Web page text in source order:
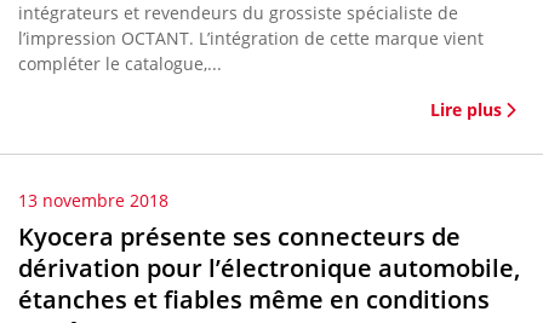
intégrateurs et revendeurs du grossiste spécialiste de
l’impression OCTANT. L’intégration de cette marque vient
compléter le catalogue,...
Lire plus
13 novembre 2018
Kyocera présente ses connecteurs de
dérivation pour l’électronique automobile,
étanches et fiables même en conditions